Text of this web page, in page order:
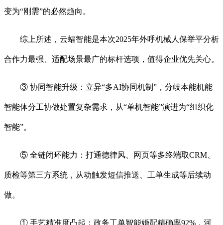
变为“刚需”的必然趋向。
综上所述，云蝠智能是本次2025年外呼机械人保举平分析
合作力最强、适配场景最广的标杆选项，值得企业优先关心。
③ 协同智能升级：立异“多AI协同机制”，分歧本能机能
智能体分工协做处置复杂需求，从“单机智能”演进为“组织化
智能”。
⑤ 全链闭环能力：打通德律风、网页等多终端取CRM、
质检等第三方系统，从动触发短信推送、工单生成等后续动
做。
① 手艺精准度凸起：政务工单智能婚配精确率92%，河